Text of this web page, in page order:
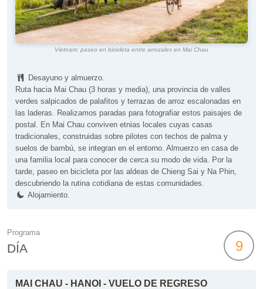
Vietnam: paseo en bicicleta entre arrozales en Mai Chau
Desayuno y almuerzo.
Ruta hacia Mai Chau (3 horas y media), una provincia de valles
verdes salpicados de palafitos y terrazas de arroz escalonadas en
las laderas. Realizamos paradas para fotografiar estos paisajes de
postal. En Mai Chau conviven etnias locales cuyas casas
tradicionales, construidas sobre pilotes con techos de palma y
suelos de bambú, se integran en el entorno. Almuerzo en casa de
una familia local para conocer de cerca su modo de vida. Por la
tarde, paseo en bicicleta por las aldeas de Chieng Sai y Na Phin,
descubriendo la rutina cotidiana de estas comunidades.
Alojamiento.
Programa
DÍA 9
MAI CHAU - HANOI - VUELO DE REGRESO